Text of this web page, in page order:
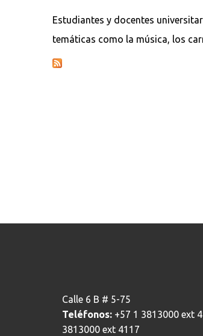
Estudiantes y docentes
temáticas como la música, los
Calle 6 B # 5-75
Teléfonos: +57 1 3813000 ext
3813000 ext 4117